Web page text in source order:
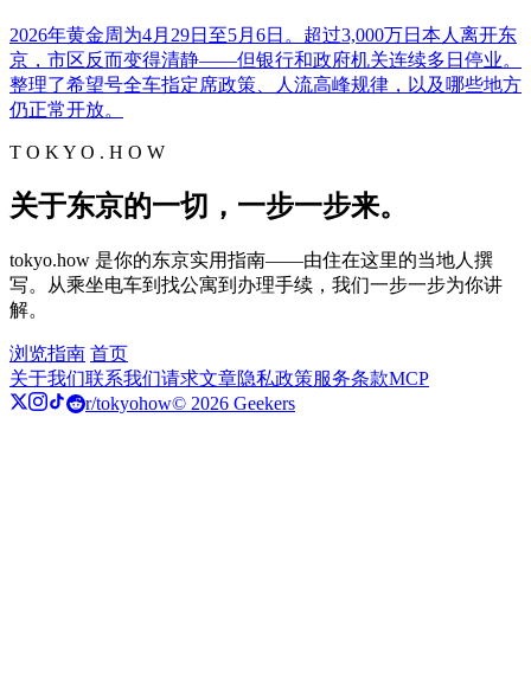
2026年黄金周为4月29日至5月6日。超过3,000万日本人离开东
京，市区反而变得清静——但银行和政府机关连续多日停业。
整理了希望号全车指定席政策、人流高峰规律，以及哪些地方
仍正常开放。
T O K Y O . H O W
关于东京的一切，一步一步来。
tokyo.how 是你的东京实用指南——由住在这里的当地人撰
写。从乘坐电车到找公寓到办理手续，我们一步一步为你讲
解。
浏览指南 首页
关于我们联系我们请求文章隐私政策服务条款MCP
r/tokyohow© 2026 Geekers